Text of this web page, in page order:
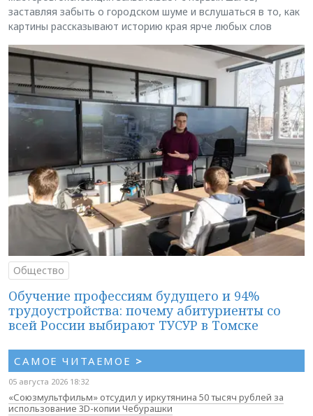
заставляя забыть о городском шуме и вслушаться в то, как
картины рассказывают историю края ярче любых слов
Общество
Обучение профессиям будущего и 94%
трудоустройства: почему абитуриенты со
всей России выбирают ТУСУР в Томске
САМОЕ ЧИТАЕМОЕ >
05 августа 2026 18:32
«Союзмультфильм» отсудил у иркутянина 50 тысяч рублей за
использование 3D-копии Чебурашки